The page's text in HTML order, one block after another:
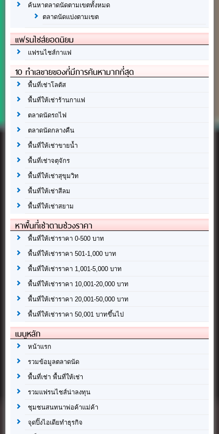
ค้นหาตลาดนัดตามเขตทั้งหมด
ตลาดนัดแบ่งตามเขต
แฟรนไชส์ยอดนิยม
แฟรนไชส์กาแฟ
10 ทำเลขายของที่มีการค้นหามากที่สุด
พื้นที่เช่าโลตัส
พื้นที่ให้เช่าร้านกาแฟ
ตลาดนัดรถไฟ
ตลาดนัดกลางคืน
พื้นที่ให้เช่าขายน้ำ
พื้นที่เช่าจตุจักร
พื้นที่ให้เช่าสุขุมวิท
พื้นที่ให้เช่าสีลม
พื้นที่ให้เช่าสยาม
หาพื้นที่เช่าตามช่วงราคา
พื้นที่ให้เช่าราคา 0-500 บาท
พื้นที่ให้เช่าราคา 501-1,000 บาท
พื้นที่ให้เช่าราคา 1,001-5,000 บาท
พื้นที่ให้เช่าราคา 10,001-20,000 บาท
พื้นที่ให้เช่าราคา 20,001-50,000 บาท
พื้นที่ให้เช่าราคา 50,001 บาทขึ้นไป
เมนูหลัก
หน้าแรก
รวมข้อมูลตลาดนัด
พื้นที่เช่า พื้นที่ให้เช่า
รวมแฟรนไชส์น่าลงทุน
ชุมชนสนทนาพ่อค้าแม่ค้า
จุดปิ๊งไอเดียทำธุรกิจ